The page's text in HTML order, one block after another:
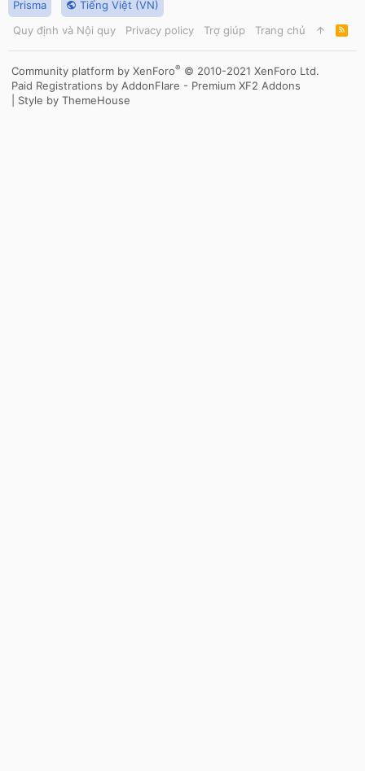
Prisma
Tiếng Việt (VN)
Quy định và Nội quy
Privacy policy Trợ giúp Trang chủ
R
S
S
Community platform by XenForo® © 2010-2021 XenForo Ltd.
Paid Registrations by AddonFlare - Premium XF2 Addons
Style by ThemeHouse